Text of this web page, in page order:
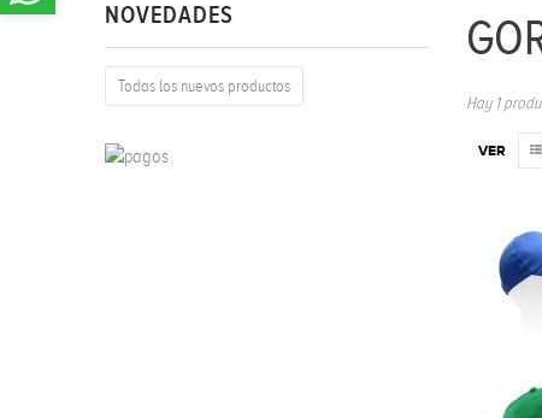
NOVEDADES
Todas los nuevos productos
Hay 1
VER